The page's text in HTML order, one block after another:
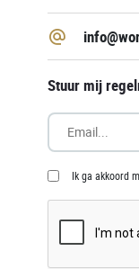
Stuur mij
Ik ga akkoord